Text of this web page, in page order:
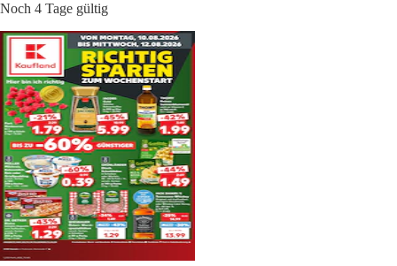
Noch 4 Tage gültig